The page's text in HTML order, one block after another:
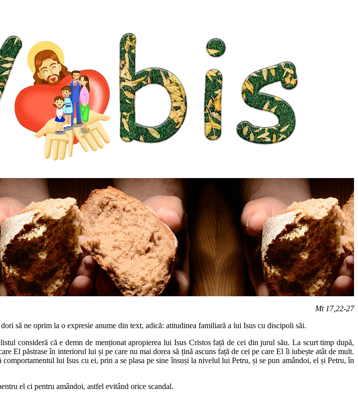
Mt 17,22-27
să ne oprim la o expresie anume din text, adică: atitudinea familiară a lui Isus cu discipoli săi.
consideră că e demn de menționat apropierea lui Isus Cristos față de cei din jurul său. La scurt timp după,
El păstrase în interiorul lui și pe care nu mai dorea să țină ascuns față de cei pe care El îi iubește atât de mult.
lui Isus cu ei, prin a se plasa pe sine însuși la nivelul lui Petru, și se pun amândoi, el și Petru, în
el ci pentru amândoi, astfel evitând orice scandal.